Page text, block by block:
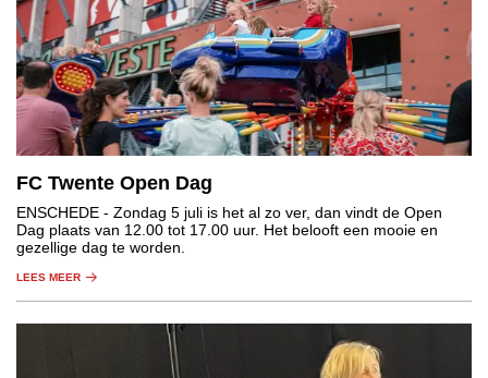
FC Twente Open Dag
ENSCHEDE - Zondag 5 juli is het al zo ver, dan vindt de Open
Dag plaats van 12.00 tot 17.00 uur. Het belooft een mooie en
gezellige dag te worden.
LEES MEER